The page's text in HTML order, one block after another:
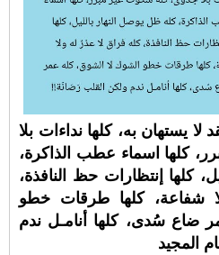
لا يستهان به، كلها نداءات بلا
كلها اسماء عطب الذاكرة،
كلها إنتظارات حظ النافذة،
شفاعة، كلها طرقات خطو
ضاع سُدى، كلها أنامـل ندم
المجيد